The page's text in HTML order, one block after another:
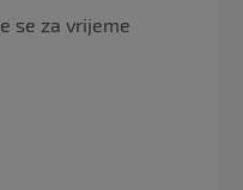
se za vrijeme